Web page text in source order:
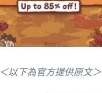
＜以下為官方提供原文＞